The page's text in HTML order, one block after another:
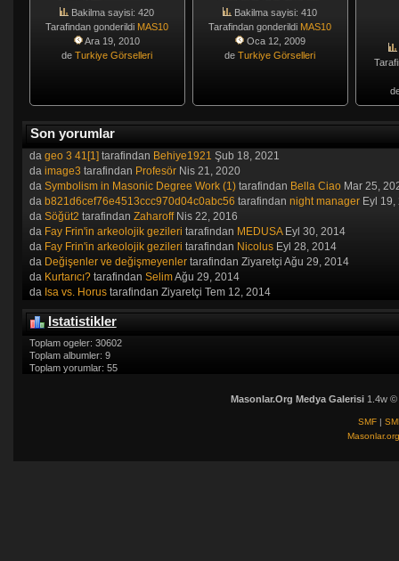
Bakilma sayisi: 420
Tarafindan gonderildi MAS10
Ara 19, 2010
deTurkiye Görselleri
Bakilma sayisi: 410
Tarafindan gonderildi MAS10
Oca 12, 2009
deTurkiye Görselleri
Son yorumlar
da geo 3 41[1] tarafindan Behiye1921 Şub 18, 2021
da image3 tarafindan ProfesörNis 21, 2020
da Symbolism in Masonic Degree Work (1)tarafindan Bella CiaoMar 25,
da b821d6cef76e4513ccc970d04c0abc56 tarafindan night managerEyl 19,
da Söğüt2 tarafindan ZaharoffNis 22, 2016
da Fay Frin'in arkeolojik gezileri tarafindan MEDUSAEyl 30, 2014
da Fay Frin'in arkeolojik gezileri tarafindan NicolusEyl 28, 2014
da Değişenler ve değişmeyenlertarafindan Ziyaretçi Ağu 29, 2014
da Kurtarıcı?tarafindan SelimAğu 29, 2014
da Isa vs. Horustarafindan Ziyaretçi Tem 12, 2014
Istatistikler
Toplam ogeler: 30602
Toplam albumler: 9
Toplam yorumlar: 55
Masonlar.Org Medya Galerisi1.4w ©
SMF |
Masonlar.org